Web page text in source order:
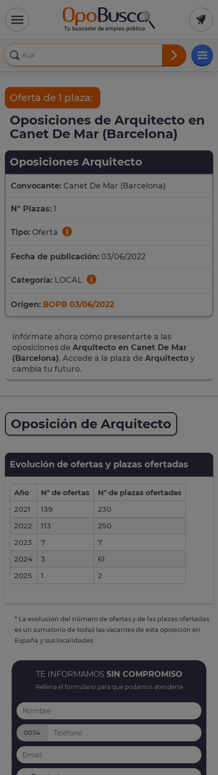
Oferta de 1 plaza:
Oposiciones de Arquitecto en
Canet De Mar (Barcelona)
Oposiciones Arquitecto
Convocante: Canet De Mar (Barcelona)
Nº Plazas: 1
Tipo: Oferta
Fecha de publicación: 03/06/2022
Categoría: LOCAL
Origen: BOPB 03/06/2022
Infórmate ahora cómo presentarte a las
oposiciones de Arquitecto en Canet De Mar
(Barcelona). Accede a la plaza de Arquitecto y
cambia tu futuro.
Oposición de Arquitecto
Evolución de ofertas y plazas ofertadas
Año Nº de ofertas
Nº de plazas ofertadas
2021
139
230
2022
113
250
2023
7
7
2024
3
61
2025
1 2
* La evolución del número de ofertas y de las plazas ofertadas
es un sumatorio de todas las vacantes de esta oposición en
España y sus localidades
TE INFORMAMOS SIN COMPROMISO
Rellena el formulario para que podamos atenderte
0034